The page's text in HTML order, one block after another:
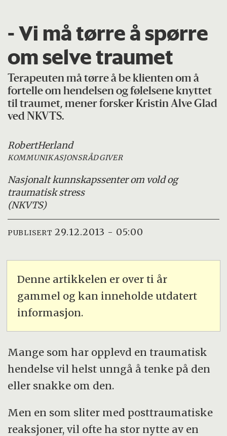
- Vi må tørre å spørre
om selve traumet
Terapeuten må tørre å be klienten om å
fortelle om hendelsen og følelsene knyttet
til traumet, mener forsker Kristin Alve Glad
ved NKVTS.
RobertHerland
KOMMUNIKASJONSRÅDGIVER
Nasjonalt kunnskapssenter om vold og
traumatisk stress
(NKVTS)
PUBLISERT 29.12.2013 - 05:00
Denne artikkelen er over ti år
gammel og kan inneholde utdatert
informasjon.
Mange som har opplevd en traumatisk
hendelse vil helst unngå å tenke på den
eller snakke om den.
Men en som sliter med posttraumatiske
reaksjoner, vil ofte ha stor nytte av en